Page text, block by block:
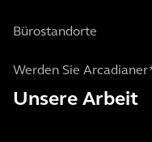
Bürostandorte
Werden Sie
Unsere Arbeit